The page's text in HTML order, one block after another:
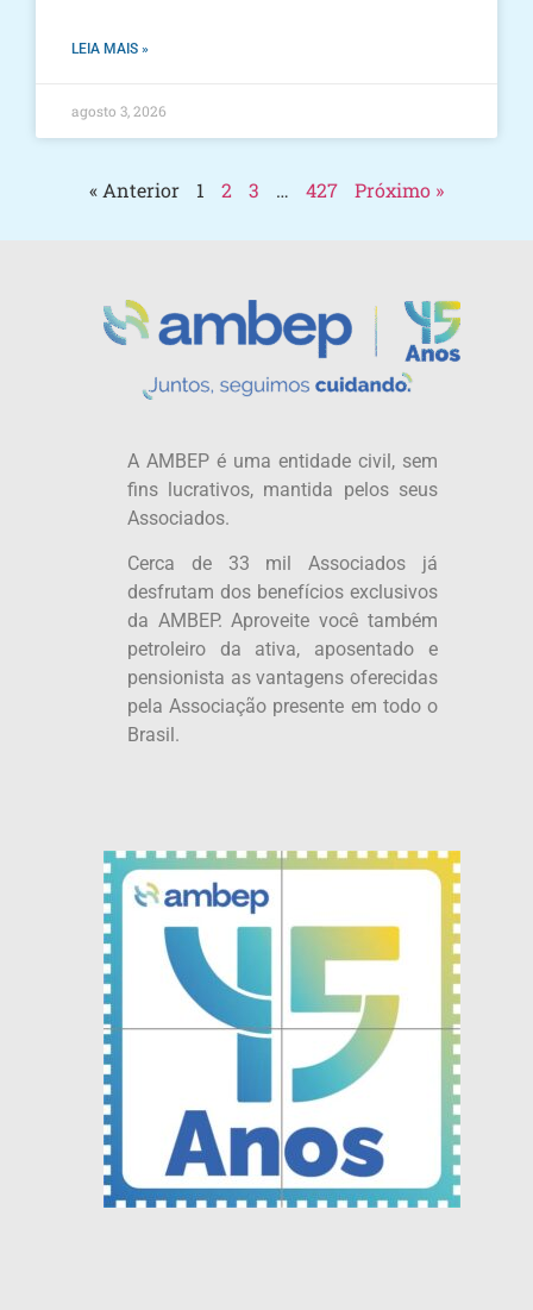
LEIA MAIS »
agosto 3, 2026
« Anterior 1 2 3 … 427 Próximo »
A AMBEP é uma entidade civil, sem
fins lucrativos, mantida pelos seus
Associados.
Cerca de 33 mil Associados já
desfrutam dos benefícios exclusivos
da AMBEP. Aproveite você também
petroleiro da ativa, aposentado e
pensionista as vantagens oferecidas
pela Associação presente em todo o
Brasil.